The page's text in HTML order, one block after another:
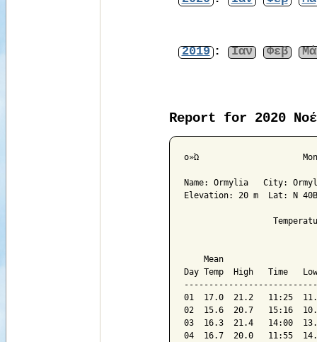
2019 : Ιαν Φεβ
Report for 2020
ο»Ώ			Monthly Climatological Summary for Nov 2020
Name: Ormylia   City:
Elevation: 20 m  Lat: N
Mean
Day Temp  High   Time
01  17.0  21.2   11:25
02  15.6  20.7   15:16
03  16.3  21.4   14:00
04  16.7  20.0   11:55